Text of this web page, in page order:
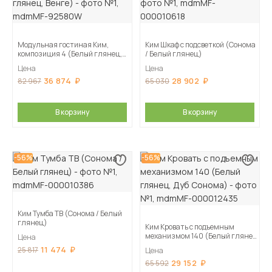
Модульная гостиная Ким,
композиция 4 (Белый глянец,
Цена
82 967 36 874
В корзину
Ким Шкаф с подсветкой (Сонома
/ Белый глянец)
Цена
65 030 28 902
В корзину
-56%
Ким Тумба ТВ (Сонома / Белый
глянец)
Цена
25 817 11 474
-56%
Ким Кровать с подъемным
механизмом 140 (Белый глянец,
Цена
65 592 29 152